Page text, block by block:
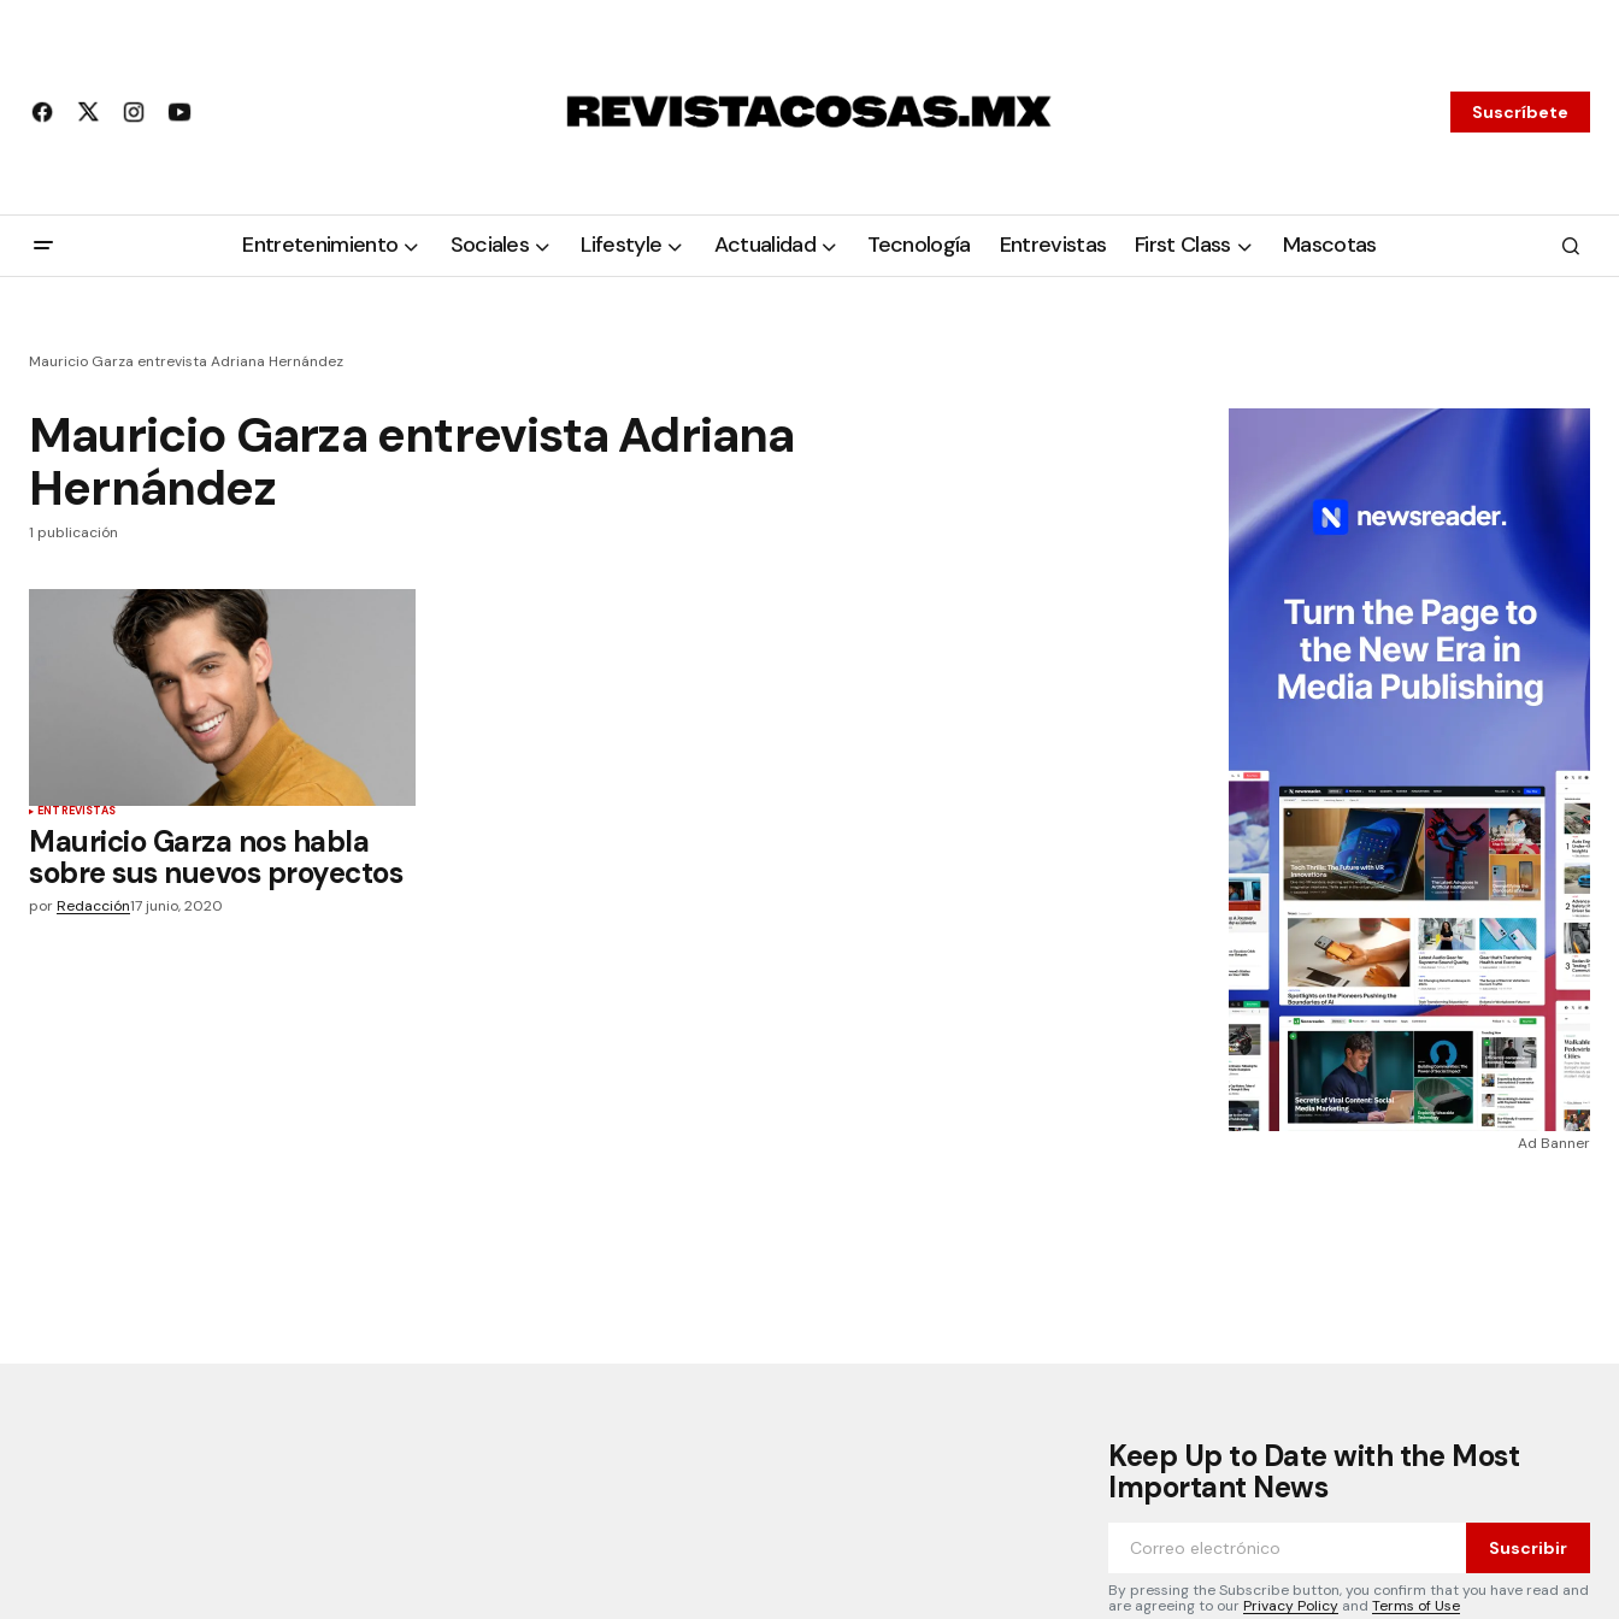
Suscríbete
Entretenimiento Sociales Lifestyle Actualidad Tecnología Entrevistas First Class Mascotas
Mauricio Garza entrevista Adriana Hernández
Mauricio Garza entrevista Adriana
Hernández
1 publicación
ENTREVISTAS
Mauricio Garza nos habla
sobre sus nuevos proyectos
porRedacción17 junio, 2020
Ad Banner
Keep Up to Date with the Most
Important News
Suscribir
By pressing the Subscribe button, you confirm that you have read and
are agreeing to ourPrivacy Policy and Terms of Use